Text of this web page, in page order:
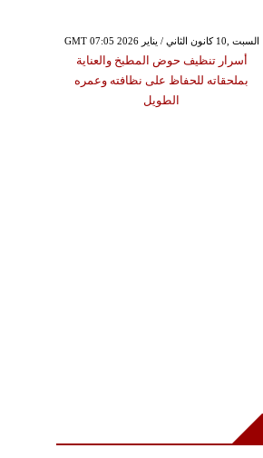
GMT 07:05 2026 السبت ,10 كانون الثاني / يناير
أسرار تنظيف حوض المطبخ والعناية
بملحقاته للحفاظ على نظافته وعمره
الطويل